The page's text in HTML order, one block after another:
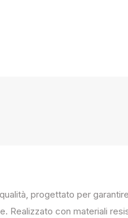
progettato per
Realizzato con materiali